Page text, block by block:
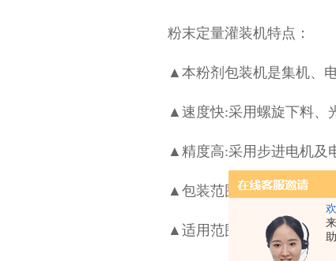
粉末定量灌装机特点：
▲本粉剂包装机是集机、
▲速度快:采用螺旋下料、
▲精度高:采用步进电机及
▲包装范围宽:同一台定量
▲适用范围广:有一定流动